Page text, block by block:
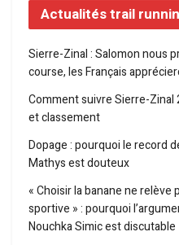
Actualités trail
Sierre-Zinal : Salomon nous
course, les Français
Comment suivre Sierre-Zinal
et classement
Dopage : pourquoi le record
Mathys est douteux
« Choisir la banane ne
sportive » : pourquoi
Nouchka Simic est discutable